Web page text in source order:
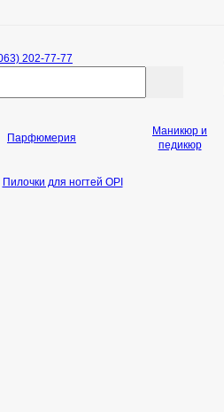
202-77-77
Пилочки для ногтей OPI
Парфюмерия
Маникюр и
педикюр